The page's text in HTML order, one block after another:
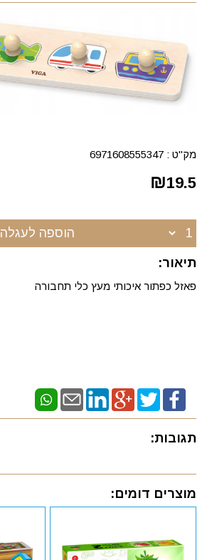
מק"ט : 6971608555347
₪19.5
הוספה לעגלה
תיאור:
פאזל כפתור איכותי מעץ כלי תחבורה
תגובות:
מוצרים דומים: